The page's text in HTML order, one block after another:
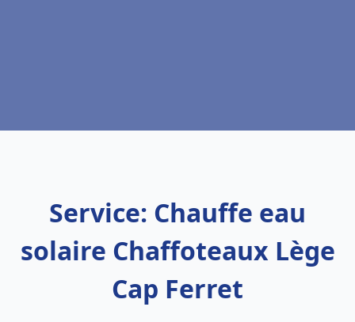
Service: Chauffe eau
solaire Chaffoteaux Lège
Cap Ferret